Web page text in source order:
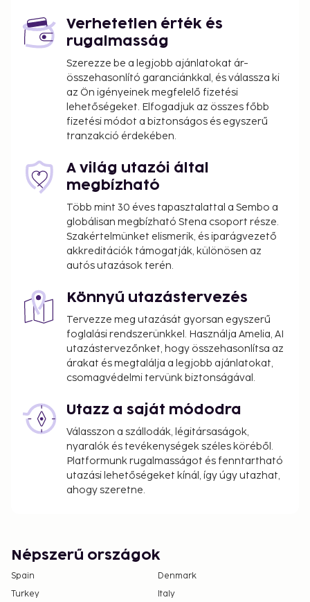
area and a banquet hall. Buffet breakfasts are
available daily from 7:00 AM to 10:00 AM for a fee.
Fee for buffet breakfast: approximately EUR 24
per person
The above list may not be comprehensive. Fees and
deposits may not include tax and are subject to
Verhetetlen érték és
rugalmasság
Szerezze be a legjobb ajánlatokat ár-
összehasonlító garanciánkkal, és válassza ki
az Ön igényeinek megfelelő fizetési
lehetőségeket. Elfogadjuk az összes főbb
fizetési módot a biztonságos és egyszerű
tranzakció érdekében.
A világ utazói által
megbízható
Több mint 30 éves tapasztalattal a Sembo a
globálisan megbízható Stena csoport része.
Szakértelmünket elismerik, és iparágvezető
akkreditációk támogatják, különösen az
autós utazások terén.
Könnyű utazástervezés
Tervezze meg utazását gyorsan egyszerű
foglalási rendszerünkkel. Használja Amelia, AI
utazástervezőnket, hogy összehasonlítsa az
árakat és megtalálja a legjobb ajánlatokat,
csomagvédelmi tervünk biztonságával.
Utazz a saját módodra
Válasszon a szállodák, légitársaságok,
nyaralók és tevékenységek széles köréből.
Platformunk rugalmasságot és fenntartható
utazási lehetőségeket kínál, így úgy utazhat,
ahogy szeretne.
Népszerű országok
Spain
Denmark
Turkey
Italy